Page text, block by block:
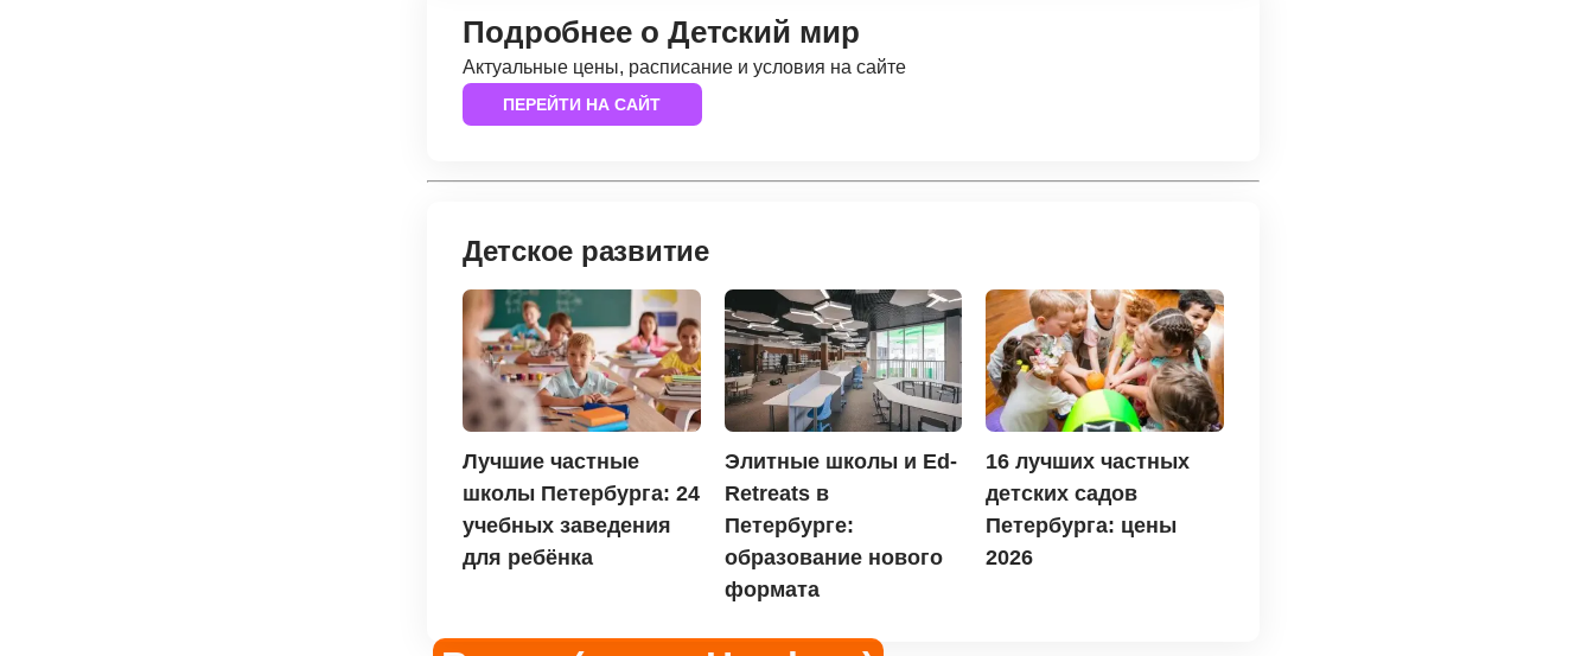
Подробнее о Детский мир
Актуальные цены, расписание и условия на сайте
ПЕРЕЙТИ НА САЙТ
Детское развитие
Лучшие частные
школы Петербурга: 24
учебных заведения
для ребёнка
Элитные школы и Ed-
Retreats в
Петербурге:
образование нового
формата
16 лучших частных
детских садов
Петербурга: цены
2026